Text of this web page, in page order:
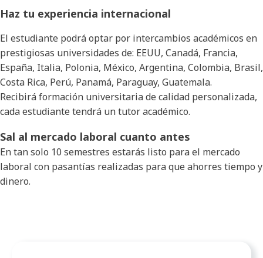
Haz tu experiencia internacional
El estudiante podrá optar por intercambios académicos en
prestigiosas universidades de: EEUU, Canadá, Francia,
España, Italia, Polonia, México, Argentina, Colombia, Brasil,
Costa Rica, Perú, Panamá, Paraguay, Guatemala.
Recibirá formación universitaria de calidad personalizada,
cada estudiante tendrá un tutor académico.
Sal al mercado laboral cuanto antes
En tan solo 10 semestres estarás listo para el mercado
laboral con pasantías realizadas para que ahorres tiempo y
dinero.